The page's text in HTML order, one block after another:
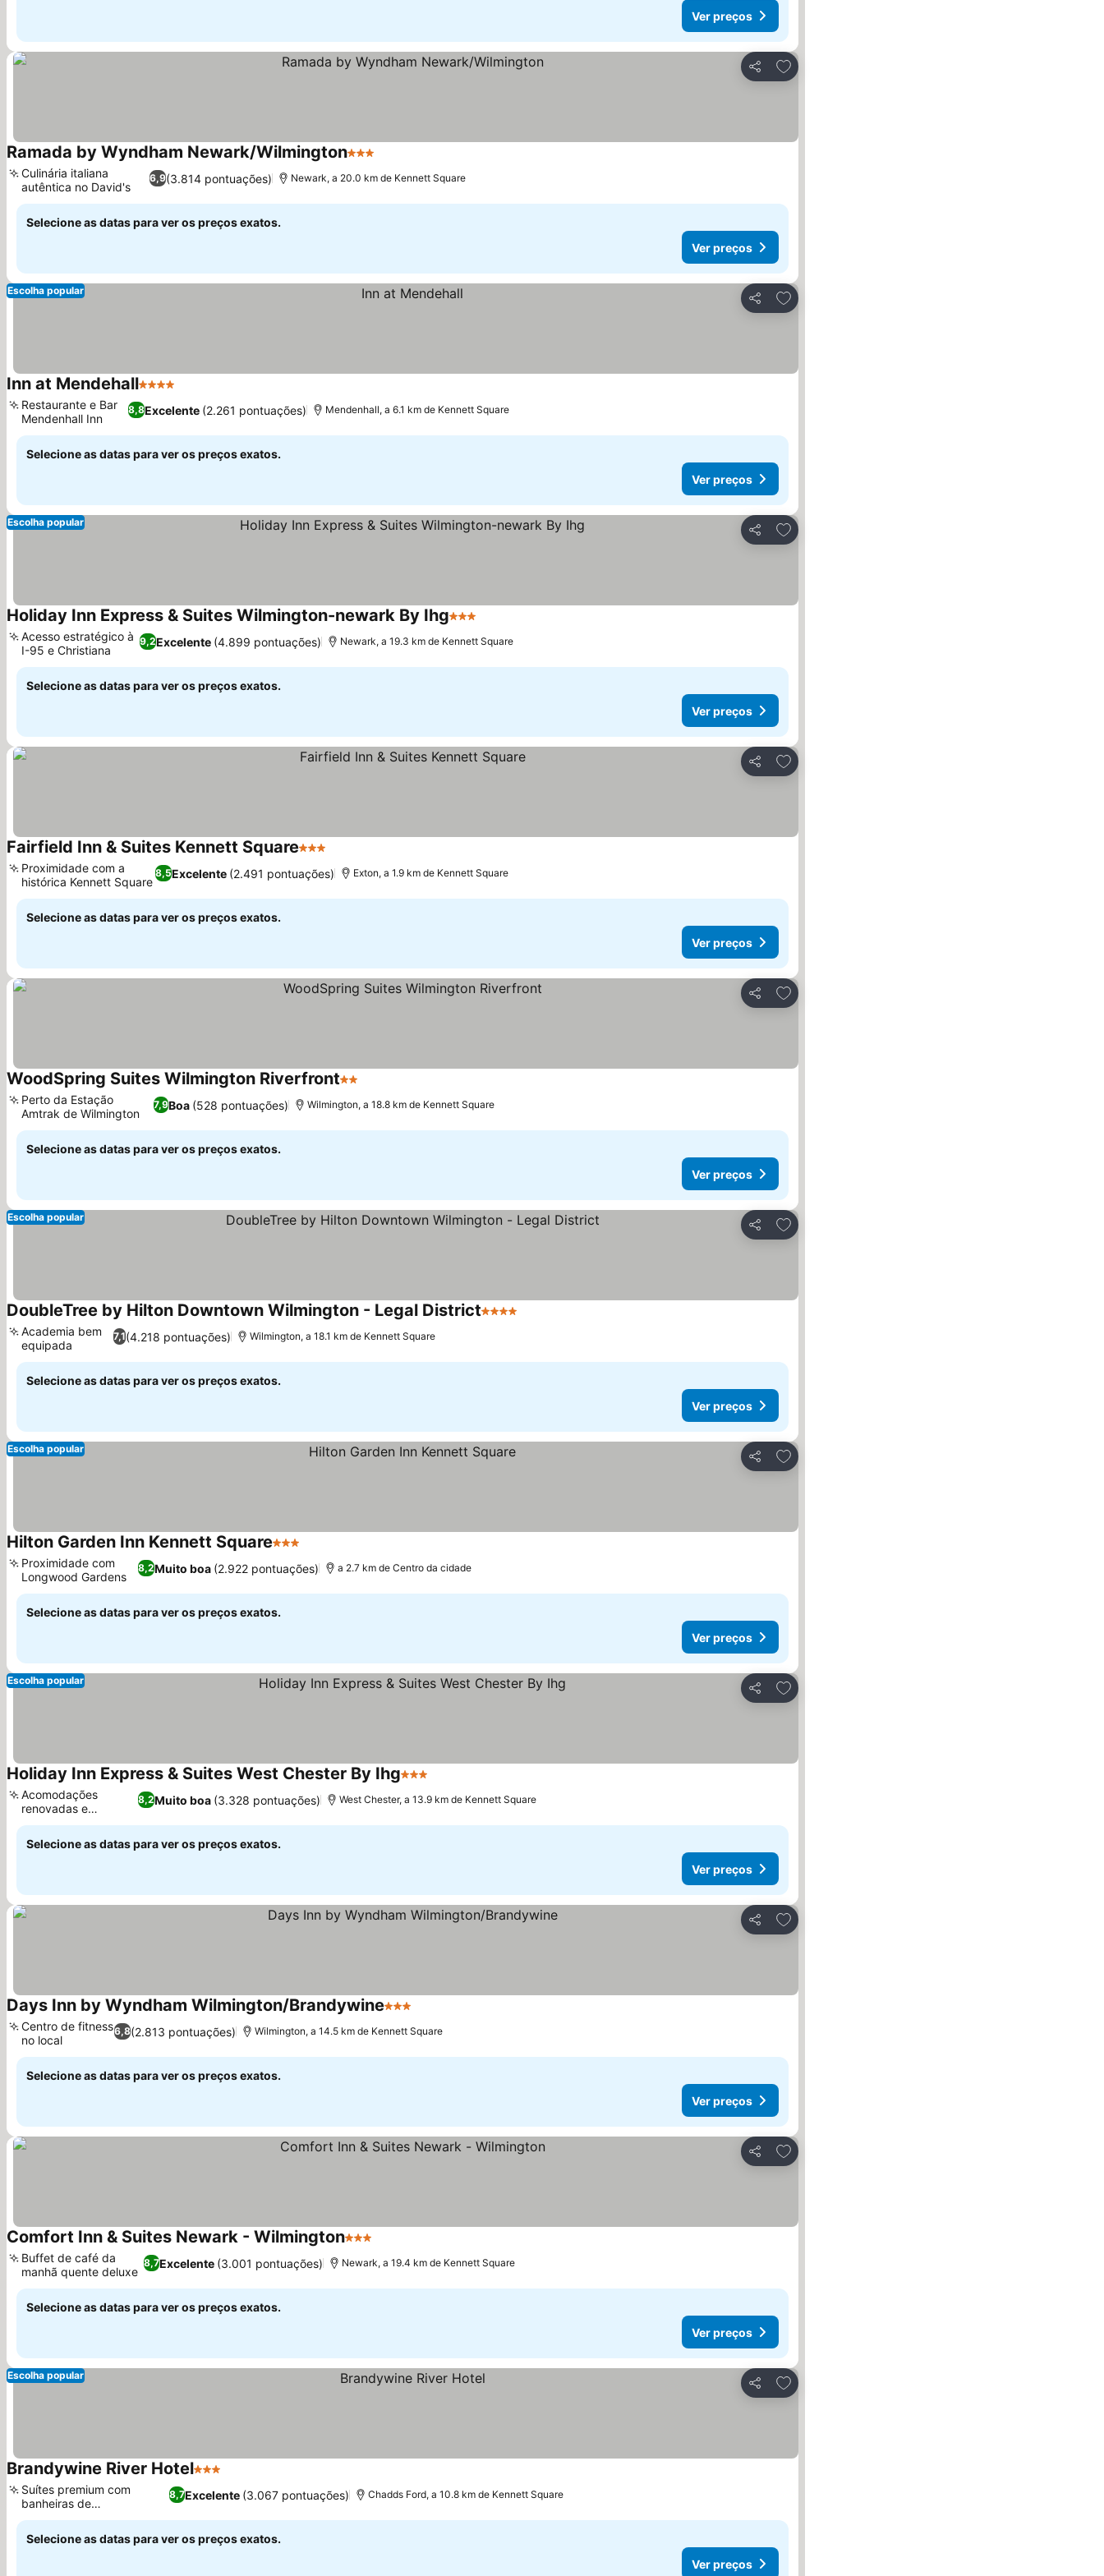
Ver preços
Partilhar
Adicionar aos favoritos
Ramada by Wyndham Newark/Wilmington3 Estrelas
6,9(3.814 pontuações)
Culinária italiana
autêntica no David's
Newark, a 20.0 km de Kennett Square
Selecione as datas para ver os preços exatos.
Ver preços
Partilhar
Adicionar aos favoritos
Escolha popular
Inn at Mendehall4 Estrelas
8,8Excelente (2.261 pontuações)
Restaurante e Bar
Mendenhall Inn
Mendenhall, a 6.1 km de Kennett Square
Selecione as datas para ver os preços exatos.
Ver preços
Partilhar
Adicionar aos favoritos
Escolha popular
Holiday Inn Express & Suites Wilmington-newark By Ihg3 Estrelas
9,2Excelente (4.899 pontuações)
Acesso estratégico à
I-95 e Christiana
Newark, a 19.3 km de Kennett Square
Selecione as datas para ver os preços exatos.
Ver preços
Partilhar
Adicionar aos favoritos
Fairfield Inn & Suites Kennett Square3 Estrelas
8,5Excelente (2.491 pontuações)
Proximidade com a
histórica Kennett Square
Exton, a 1.9 km de Kennett Square
Selecione as datas para ver os preços exatos.
Ver preços
Partilhar
Adicionar aos favoritos
WoodSpring Suites Wilmington Riverfront2 Estrelas
7,9Boa (528 pontuações)
Perto da Estação
Amtrak de Wilmington
Wilmington, a 18.8 km de Kennett Square
Selecione as datas para ver os preços exatos.
Ver preços
Partilhar
Adicionar aos favoritos
Escolha popular
DoubleTree by Hilton Downtown Wilmington - Legal District4 Estrelas
7,1(4.218 pontuações)
Academia bem
equipada
Wilmington, a 18.1 km de Kennett Square
Selecione as datas para ver os preços exatos.
Ver preços
Partilhar
Adicionar aos favoritos
Escolha popular
Hilton Garden Inn Kennett Square3 Estrelas
8,2Muito boa (2.922 pontuações)
Proximidade com
Longwood Gardens
a 2.7 km de Centro da cidade
Selecione as datas para ver os preços exatos.
Ver preços
Partilhar
Adicionar aos favoritos
Escolha popular
Holiday Inn Express & Suites West Chester By Ihg3 Estrelas
8,2Muito boa (3.328 pontuações)
Acomodações
renovadas e
modernas
West Chester, a 13.9 km de Kennett Square
Selecione as datas para ver os preços exatos.
Ver preços
Partilhar
Adicionar aos favoritos
Days Inn by Wyndham Wilmington/Brandywine3 Estrelas
6,8(2.813 pontuações)
Centro de fitness
no local
Wilmington, a 14.5 km de Kennett Square
Selecione as datas para ver os preços exatos.
Ver preços
Partilhar
Adicionar aos favoritos
Comfort Inn & Suites Newark - Wilmington3 Estrelas
8,7Excelente (3.001 pontuações)
Buffet de café da
manhã quente deluxe
Newark, a 19.4 km de Kennett Square
Selecione as datas para ver os preços exatos.
Ver preços
Partilhar
Adicionar aos favoritos
Escolha popular
Brandywine River Hotel3 Estrelas
8,7Excelente (3.067 pontuações)
Suítes premium com
banheiras de
hidromassagem
Chadds Ford, a 10.8 km de Kennett Square
Selecione as datas para ver os preços exatos.
Ver preços